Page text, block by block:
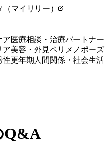
マイリリー）
ア医療相談・治療パートナー
ア美容・外見ペリメノポーズ
性更年期 人間関係・社会生活
Q&A